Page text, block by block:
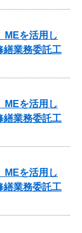
MEを活用し
繕業務委託工
MEを活用し
繕業務委託工
MEを活用し
繕業務委託工